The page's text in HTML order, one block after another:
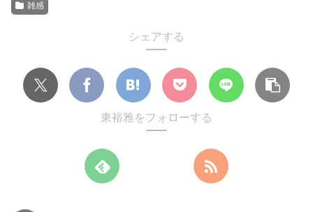
雑感
シェアする
東裕雅をフォローする